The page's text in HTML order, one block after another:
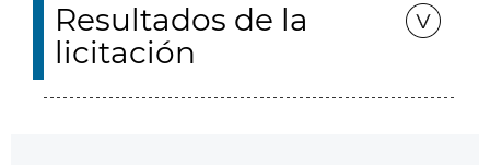
Resultados de la
licitación